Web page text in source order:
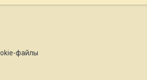
файлы